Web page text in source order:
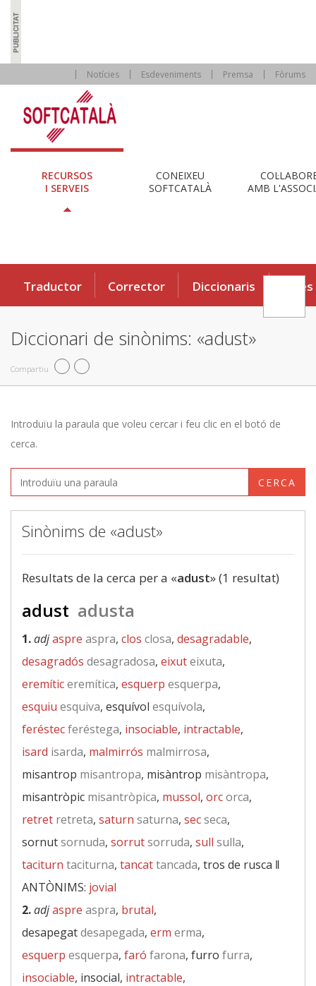
Notícies Esdeveniments Premsa Fòrums
RECURSOS
I SERVEIS
CONEIXEU
SOFTCATALÀ
AMB
Traductor Corrector Diccionaris Eines
Diccionari de sinònims: «adust»
Compartiu
Introduïu la paraula que voleu cercar i feu clic en el botó de
cerca.
CERCA
Sinònims de «adust»
Resultats de la cerca per a «adust» (1 resultat)
adust adusta
1.adjaspre aspra, clos closa, desagradable,
desagradós desagradosa, eixuteixuta,
eremíticeremítica, esquerp esquerpa,
esquiu esquiva, esquívol esquívola,
feréstecferéstega, insociable, intractable,
isard isarda, malmirrós malmirrosa,
misantrop misantropa, misàntrop misàntropa,
misantròpic misantròpica, mussol, orcorca,
retret retreta, saturn saturna, secseca,
sornutsornuda, sorrutsorruda, sull sulla,
taciturn taciturna, tancattancada, tros de rusca ‖
ANTÒNIMS: jovial
2.adjaspre aspra, brutal,
desapegatdesapegada, erm erma,
esquerp esquerpa, faró farona, furro furra,
insociable, insocial, intractable,